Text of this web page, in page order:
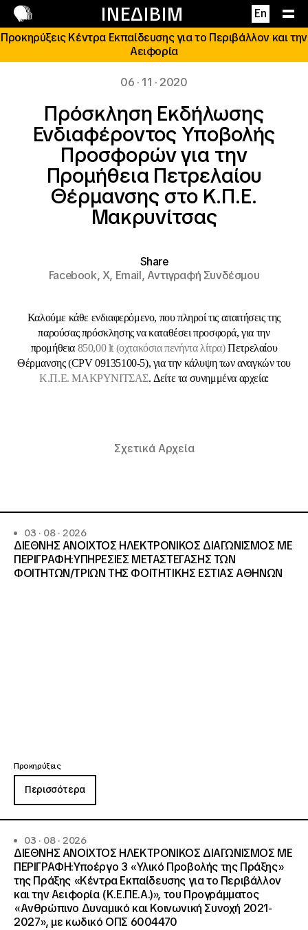
ΙΝΕΔΙΒΙΜ En
Επικοινωνία
Προκηρύξεις Κέντρα Εκπαίδευσης για το Περιβάλλον και την
Αειφορία
06 · 11 · 2020
Πρόσκληση Εκδήλωσης
Ενδιαφέροντος Υποβολής
Προσφορών για την
Προμήθεια Πετρελαίου
Θέρμανσης στο Κ.Π.Ε.
Μακρυνίτσας
Share
Facebook,X, Email,Αντιγραφή Συνδέσμου
Καλούμε κάθε ενδιαφερόμενο, που πληροί τις απαιτήσεις της
παρούσας πρόσκλησης να καταθέσει προσφορά, για την
προμήθεια 850,00 lt (οχτακόσια πενήντα λίτρα)Πετρελαίου
Θέρμανσης (CPV 09135100-5), για την κάλυψη των αναγκών του
Κ.Π.Ε. ΜΑΚΡΥΝΙΤΣΑΣ. Δείτε τα συνημμένα αρχεία:
Σχετικά Αρχεία
03 · 08 · 2026
ΔΙΕΘΝΗΣ ΑΝΟΙΧΤΟΣ ΗΛΕΚΤΡΟΝΙΚΟΣ ΔΙΑΓΩΝΙΣΜΟΣ ΜΕ
ΠΕΡΙΓΡΑΦΗ:ΥΠΗΡΕΣΙΕΣ METAΣΤΕΓΑΣΗΣ ΤΩΝ
ΦΟΙΤΗΤΩΝ/ΤΡΙΩΝ ΤΗΣ ΦΟΙΤΗΤΙΚΗΣ ΕΣΤΙΑΣ ΑΘΗΝΩΝ
Προκηρύξεις
Περισσότερα
03 · 08 · 2026
ΔΙΕΘΝΗΣ ΑΝΟΙΧΤΟΣ ΗΛΕΚΤΡΟΝΙΚΟΣ ΔΙΑΓΩΝΙΣΜΟΣ ΜΕ
ΠΕΡΙΓΡΑΦΗ:Υποέργο 3 «Υλικό Προβολής της Πράξης»
της Πράξης «Κέντρα Εκπαίδευσης για το Περιβάλλον
και την Αειφορία (Κ.Ε.ΠΕ.Α.)», του Προγράμματος
«Ανθρώπινο Δυναμικό και Κοινωνική Συνοχή 2021-
2027», με κωδικό ΟΠΣ 6004470